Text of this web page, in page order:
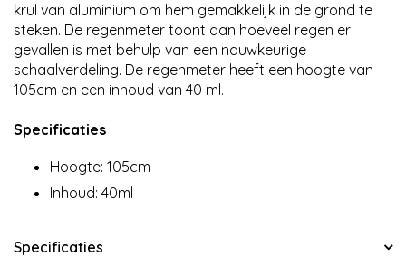
krul van aluminium om hem gemakkelijk in de grond te
steken. De regenmeter toont aan hoeveel regen er
gevallen is met behulp van een nauwkeurige
schaalverdeling. De regenmeter heeft een hoogte van
105cm en een inhoud van 40 ml.
Specificaties
Hoogte: 105cm
Inhoud: 40ml
Specificaties